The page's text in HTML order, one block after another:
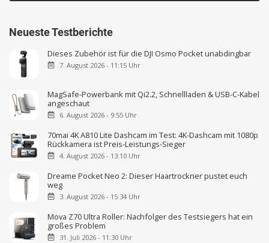
Neueste Testberichte
Dieses Zubehör ist für die DJI Osmo Pocket unabdingbar
7. August 2026 - 11:15 Uhr
MagSafe-Powerbank mit Qi2.2, Schnellladen & USB-C-Kabel
angeschaut
6. August 2026 - 9:55 Uhr
70mai 4K A810 Lite Dashcam im Test: 4K-Dashcam mit 1080p
Rückkamera ist Preis-Leistungs-Sieger
4. August 2026 - 13:10 Uhr
Dreame Pocket Neo 2: Dieser Haartrockner pustet euch
weg
3. August 2026 - 15:34 Uhr
Mova Z70 Ultra Roller: Nachfolger des Testsiegers hat ein
großes Problem
31. Juli 2026 - 11:30 Uhr